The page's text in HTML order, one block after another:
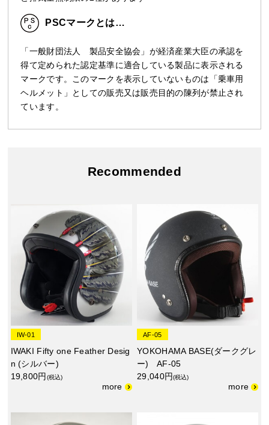
PSCマークとは…
「一般財団法人 製品安全協会」が経済産業大臣の承認を
得て定められた認定基準に適合している製品に表示される
マークです。このマークを表示していないものは「乗車用
ヘルメット」としての販売又は販売目的の陳列が禁止され
ています。
Recommended
IW-01
IWAKI Fifty one Feather Desig
n (シルバー)
19,800円 (税込)
AF-05
YOKOHAMA BASE(ダークグレ
ー) AF-05
29,040円(税込)